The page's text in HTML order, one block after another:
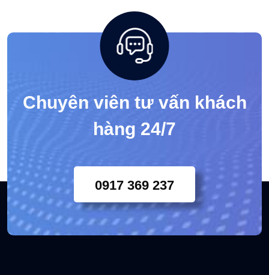
Trực tuyến: 2
Ngày hôm nay: 233
Lượt truy cập: 393782
Chuyên viên tư vấn khách
hàng 24/7